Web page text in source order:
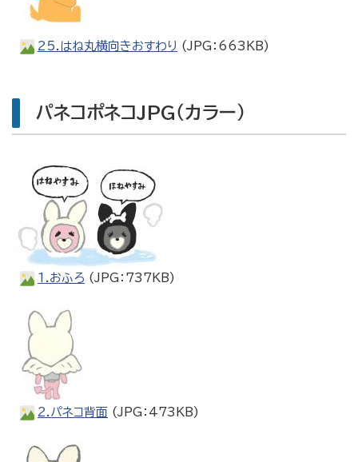
25.はね丸横向きおすわり (JPG：663KB)
パネコポネコJPG（カラー）
1.おふろ (JPG：737KB)
2.パネコ背面 (JPG：473KB)